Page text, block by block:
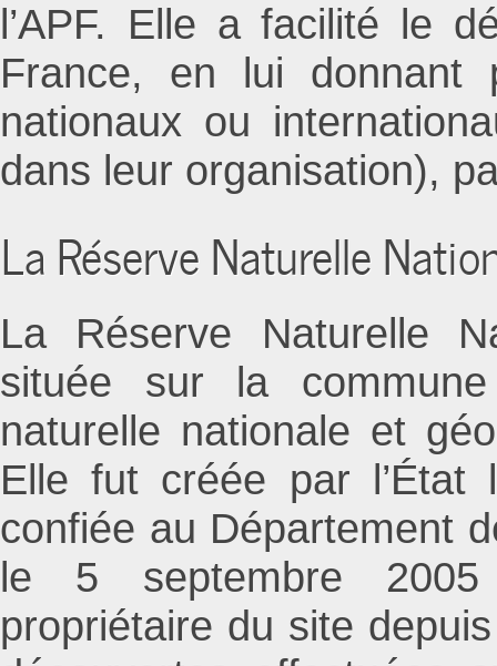
l’APF. Elle a facilité le
France, en lui donnant
nationaux ou
dans leur organisation),
La Réserve Naturelle
La Réserve Naturelle
située sur la
naturelle nationale et
Elle fut créée par
confiée au Département
le 5 septembre
propriétaire du site